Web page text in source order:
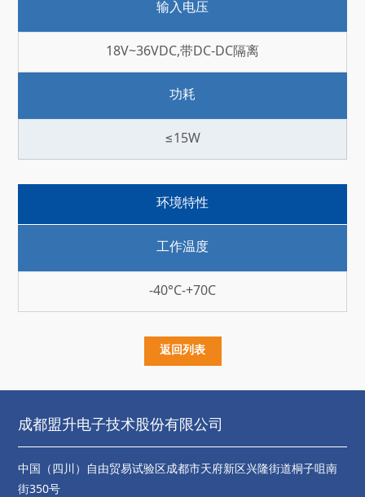
输入电压
18V~36VDC,带DC-DC隔离
功耗
≤15W
环境特性
工作温度
-40°C-+70C
返回列表
成都盟升电子技术股份有限公司
中国（四川）自由贸易试验区成都市天府新区兴隆街道桐子咀南
街350号